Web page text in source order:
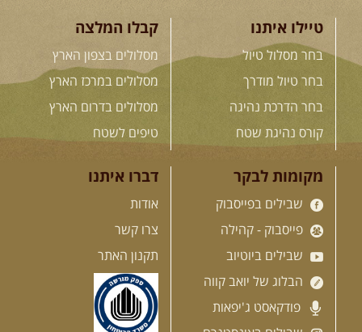
והמרגשות בעולם. קירגיסטאן היא לא ...
[המשך]
26.08-02.09.2026 - גאורגיה,
חבל סוונטי: מסע אל ארץ
המגדלים של הקווקז
הקווקז הגבוה מחכה לכם: נתיבי שטח
מרהיבים, פסגות מושלגות, אירוח ...
[המשך]
23-29.09.2026 - סוכות – טיול
ג'יפים גאורגיה: שטח פראי, לב
פתוח
בין רכס הקווקז הנמוך לגבוה, בין נהרות
טיילו איתנו
בחר מסלול טיול
בחר טיול מודרך
בחר הדרכת נהיגה
קורס נהיגת שטח
קבלו המלצה
מסלולים בצפון הארץ
מסלולים במרכז הארץ
מסלולים בדרום הארץ
טיפים לשטח
מקומות לבקר
שבילים בפייסבוק
פייסבוק - קהילה
שבילים ביוטיוב
הבלוג של יואב קווה
פודקאסט ג'יפאות
דברו איתנו
אודות
צרו קשר
תקנון האתר